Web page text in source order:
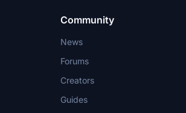
Community
News
Forums
Creators
Guides